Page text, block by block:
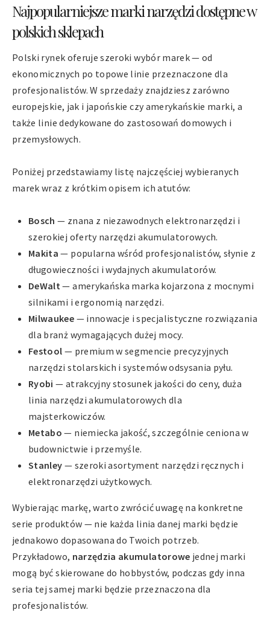
Najpopularniejsze marki narzędzi dostępne w
polskich sklepach
Polski rynek oferuje szeroki wybór marek — od
ekonomicznych po topowe linie przeznaczone dla
profesjonalistów. W sprzedaży znajdziesz zarówno
europejskie, jak i japońskie czy amerykańskie marki, a
także linie dedykowane do zastosowań domowych i
przemysłowych.
Poniżej przedstawiamy listę najczęściej wybieranych
marek wraz z krótkim opisem ich atutów:
Bosch — znana z niezawodnych elektronarzędzi i
szerokiej oferty narzędzi akumulatorowych.
Makita — popularna wśród profesjonalistów, słynie z
długowieczności i wydajnych akumulatorów.
DeWalt— amerykańska marka kojarzona z mocnymi
silnikami i ergonomią narzędzi.
Milwaukee — innowacje i specjalistyczne rozwiązania
dla branż wymagających dużej mocy.
Festool — premium w segmencie precyzyjnych
narzędzi stolarskich i systemów odsysania pyłu.
Ryobi — atrakcyjny stosunek jakości do ceny, duża
linia narzędzi akumulatorowych dla
majsterkowiczów.
Metabo — niemiecka jakość, szczególnie ceniona w
budownictwie i przemyśle.
Stanley — szeroki asortyment narzędzi ręcznych i
elektronarzędzi użytkowych.
Wybierając markę, warto zwrócić uwagę na konkretne
serie produktów — nie każda linia danej marki będzie
jednakowo dopasowana do Twoich potrzeb.
Przykładowo, narzędzia akumulatorowe jednej marki
mogą być skierowane do hobbystów, podczas gdy inna
seria tej samej marki będzie przeznaczona dla
profesjonalistów.